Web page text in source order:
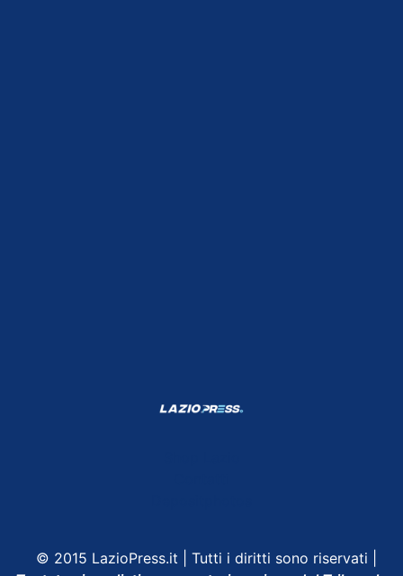
© 2015 LazioPress.it | Tutti i diritti sono riservati |